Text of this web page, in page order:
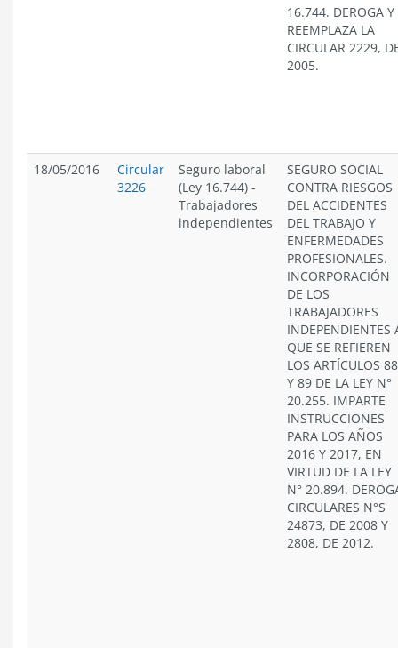
16.744. DEROGA Y
REEMPLAZA LA
CIRCULAR 2229,
2005.
18/05/2016
Circular
3226
Seguro laboral
(Ley 16.744) -
Trabajadores
independientes
SEGURO SOCIAL
CONTRA RIESGOS
DEL ACCIDENTES
DEL TRABAJO Y
ENFERMEDADES
PROFESIONALES.
INCORPORACIÓN
DE LOS
TRABAJADORES
INDEPENDIENTES
QUE SE REFIEREN
LOS ARTÍCULOS 88
Y 89 DE LA LEY N°
20.255. IMPARTE
INSTRUCCIONES
PARA LOS AÑOS
2016 Y 2017, EN
VIRTUD DE LA LEY
N° 20.894.
CIRCULARES N°S
24873, DE 2008 Y
2808, DE 2012.